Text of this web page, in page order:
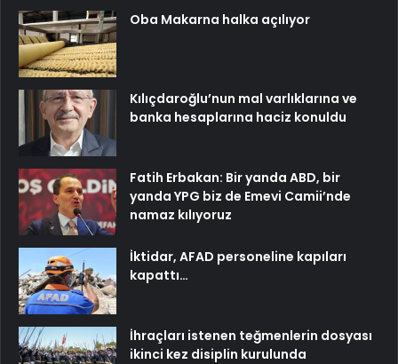
Oba Makarna halka açılıyor
Kılıçdaroğlu’nun mal varlıklarına ve
banka hesaplarına haciz konuldu
Fatih Erbakan: Bir yanda ABD, bir
yanda YPG biz de Emevi Camii’nde
namaz kılıyoruz
İktidar, AFAD personeline kapıları
kapattı…
İhraçları istenen teğmenlerin dosyası
ikinci kez disiplin kurulunda